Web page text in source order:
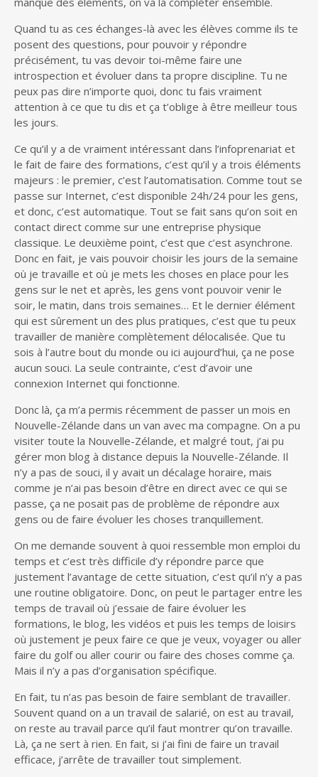
Quand tu as ces échanges-là avec les élèves comme ils te
posent des questions, pour pouvoir y répondre
précisément, tu vas devoir toi-même faire une
introspection et évoluer dans ta propre discipline. Tu ne
peux pas dire n’importe quoi, donc tu fais vraiment
attention à ce que tu dis et ça t’oblige à être meilleur tous
les jours.
Ce qu’il y a de vraiment intéressant dans l’infoprenariat et
le fait de faire des formations, c’est qu’il y a trois éléments
majeurs : le premier, c’est l’automatisation. Comme tout se
passe sur Internet, c’est disponible 24h/24 pour les gens,
et donc, c’est automatique. Tout se fait sans qu’on soit en
contact direct comme sur une entreprise physique
classique. Le deuxième point, c’est que c’est asynchrone.
Donc en fait, je vais pouvoir choisir les jours de la semaine
où je travaille et où je mets les choses en place pour les
gens sur le net et après, les gens vont pouvoir venir le
soir, le matin, dans trois semaines… Et le dernier élément
qui est sûrement un des plus pratiques, c’est que tu peux
travailler de manière complètement délocalisée. Que tu
sois à l’autre bout du monde ou ici aujourd’hui, ça ne pose
aucun souci. La seule contrainte, c’est d’avoir une
connexion Internet qui fonctionne.
Donc là, ça m’a permis récemment de passer un mois en
Nouvelle-Zélande dans un van avec ma compagne. On a pu
visiter toute la Nouvelle-Zélande, et malgré tout, j’ai pu
gérer mon blog à distance depuis la Nouvelle-Zélande. Il
n’y a pas de souci, il y avait un décalage horaire, mais
comme je n’ai pas besoin d’être en direct avec ce qui se
passe, ça ne posait pas de problème de répondre aux
gens ou de faire évoluer les choses tranquillement.
On me demande souvent à quoi ressemble mon emploi du
temps et c’est très difficile d’y répondre parce que
justement l’avantage de cette situation, c’est qu’il n’y a pas
une routine obligatoire. Donc, on peut le partager entre les
temps de travail où j’essaie de faire évoluer les
formations, le blog, les vidéos et puis les temps de loisirs
où justement je peux faire ce que je veux, voyager ou aller
faire du golf ou aller courir ou faire des choses comme ça.
Mais il n’y a pas d’organisation spécifique.
En fait, tu n’as pas besoin de faire semblant de travailler.
Souvent quand on a un travail de salarié, on est au travail,
on reste au travail parce qu’il faut montrer qu’on travaille.
Là, ça ne sert à rien. En fait, si j’ai fini de faire un travail
efficace, j’arrête de travailler tout simplement.